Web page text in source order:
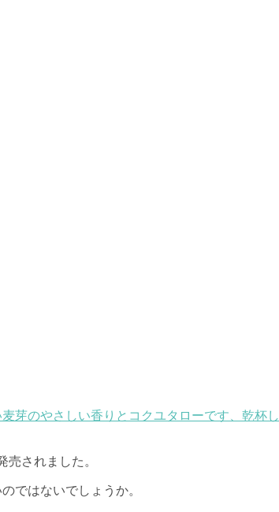
芽のやさしい香りとコクユタローです、乾杯
売されました。
ではないでしょうか。